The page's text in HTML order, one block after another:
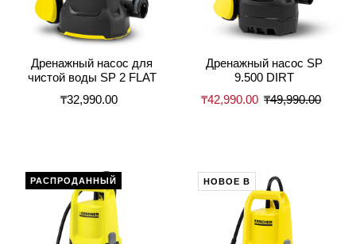
Дренажный насос для
чистой воды SP 2 FLAT
₸32,990.00
Дренажный насос SP
9.500 DIRT
₸42,990.00 ₸49,990.00
РАСПРОДАННЫЙ НОВОЕ В